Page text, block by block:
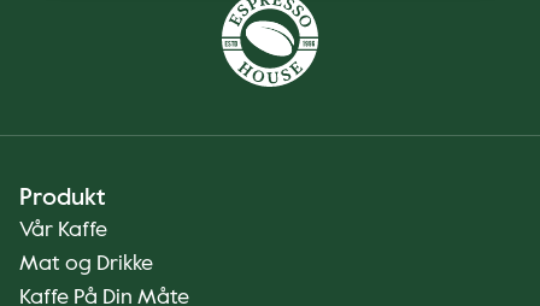
Produkt
Vår Kaffe
Mat og Drikke
Kaffe På Din Måte